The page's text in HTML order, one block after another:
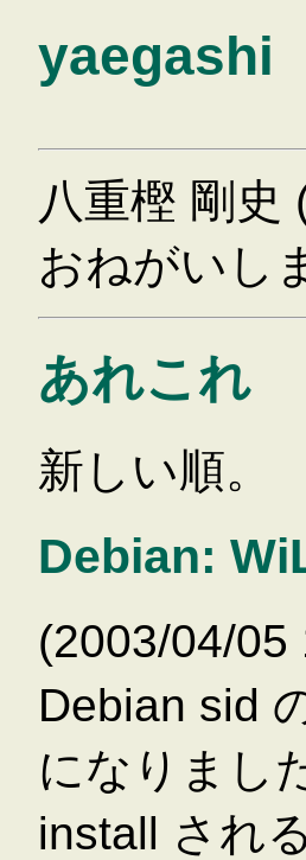
yaegashi
八重樫 剛史
おねがいし
あれこれ
新しい順。
Debian:
(2003/04/05
Debian sid
になりまし
install され